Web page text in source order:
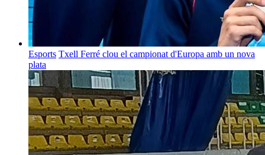
Esports Txell Ferré clou el campionat d'Europa amb un nova
plata